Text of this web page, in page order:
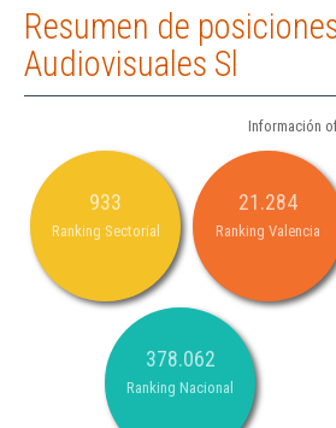
Resumen de
Audiovisuales Sl
Información
933
Ranking Sectorial
21.284
Ranking Valencia
378.062
Ranking Nacional